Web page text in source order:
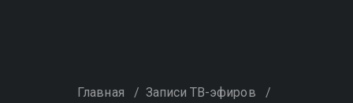
Главная / Записи ТВ-эфиров /